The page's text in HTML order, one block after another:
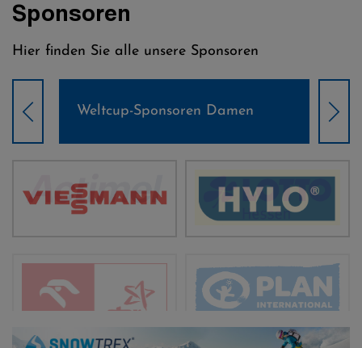
Sponsoren
Hier finden Sie alle unsere Sponsoren
Weltcup-Sponsoren Damen